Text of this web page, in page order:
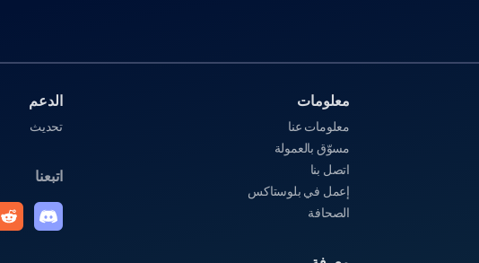
معلومات‎
معلومات عنا‎
مسوّق بالعمولة
اتصل بنا
إعمل في بلوستاكس
الصحافة
الدعم
تحديث
اتبعنا